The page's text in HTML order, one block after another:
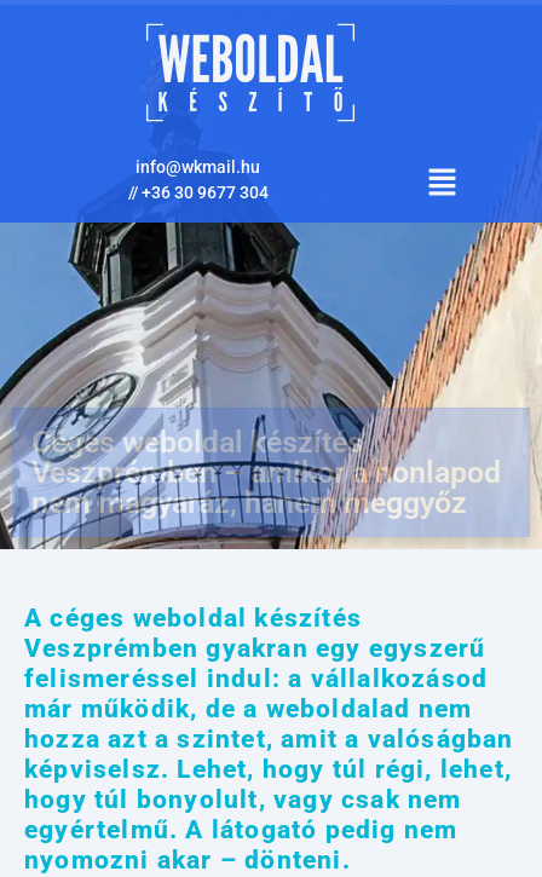
info@wkmail.hu
//+36 30 9677 304
Céges weboldal készítés
Veszprémben – amikor a honlapod
nem magyaráz, hanem meggyőz
A céges weboldal készítés
Veszprémben gyakran egy egyszerű
felismeréssel indul: a vállalkozásod
már működik, de a weboldalad nem
hozza azt a szintet, amit a valóságban
képviselsz. Lehet, hogy túl régi, lehet,
hogy túl bonyolult, vagy csak nem
egyértelmű. A látogató pedig nem
nyomozni akar – dönteni.